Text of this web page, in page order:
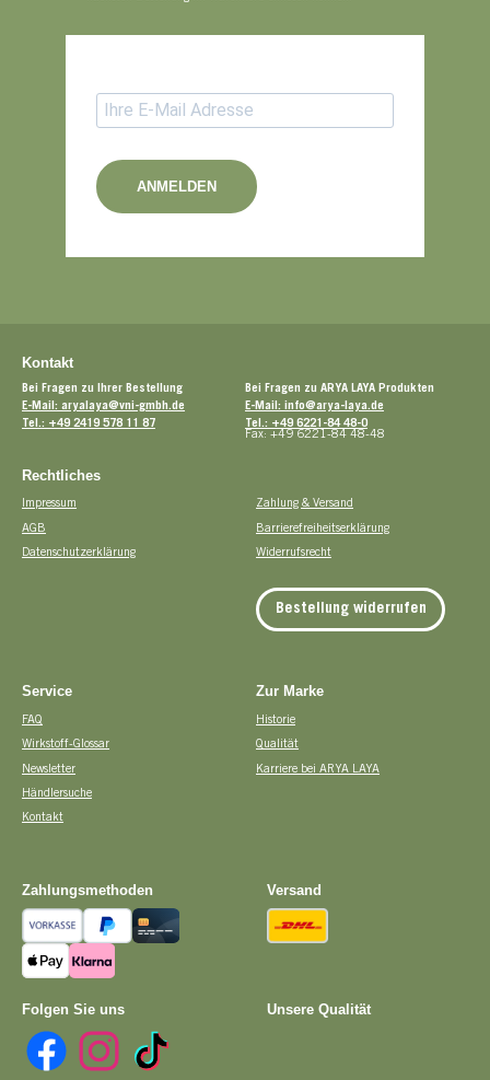
ANMELDEN
Kontakt
Bei Fragen zu Ihrer Bestellung
E-Mail: aryalaya@vni-gmbh.de
Tel.: +49 2419 578 11 87
Bei Fragen zu ARYA LAYA Produkten
E-Mail: info@arya-laya.de
Tel.: +49 6221-84 48-0
Fax: +49 6221-84 48-48
Rechtliches
Impressum
AGB
Datenschutzerklärung
Zahlung & Versand
Barrierefreiheitserklärung
Widerrufsrecht
Bestellung widerrufen
Service
FAQ
Wirkstoff-Glossar
Newsletter
Händlersuche
Kontakt
Zur Marke
Historie
Qualität
Karriere bei ARYA LAYA
Folgen Sie uns
Facebook Instagram TikTok
Zahlungsmethoden
Vorkasse PayPal Kreditkarte
Apple Pay Pay with Klarna
Versand
Unsere Qualität